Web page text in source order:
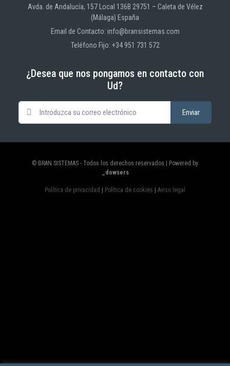
Avda. de Andalucía, 157 Local 136B 29751 – Caleta de Vélez
(Málaga) España
Email de Contacto: info@bransistemas.com
Teléfono Fijo: +34 951 731 572
¿Desea que nos pongamos en contacto con
Ud?
© BRAN SISTEMAS - Todos los derechos reservados | Powered by
_dowsers
Política de privacidad Política de cookies Aviso legal